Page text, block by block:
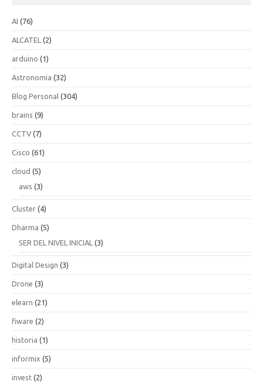
AI (76)
ALCATEL (2)
arduino (1)
Astronomia (32)
Blog Personal (304)
brains (9)
CCTV (7)
Cisco (61)
cloud (5)
aws (3)
Cluster (4)
Dharma (5)
SER DEL NIVEL INICIAL (3)
Digital Design (3)
Drone (3)
elearn (21)
fiware (2)
historia (1)
informix (5)
invest (2)